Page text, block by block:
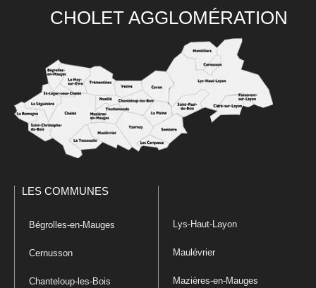
CHOLET AGGLOMÉRATION
LES COMMUNES
Bégrolles-en-Mauges
Cernusson
Chanteloup-les-Bois
Lys-Haut-Layon
Maulévrier
Mazières-en-Mauges